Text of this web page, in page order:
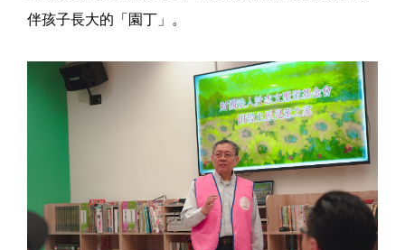
伴孩子長大的「園丁」。